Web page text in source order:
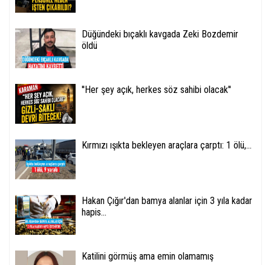
Düğündeki bıçaklı kavgada Zeki Bozdemir
öldü
''Her şey açık, herkes söz sahibi olacak''
Kırmızı ışıkta bekleyen araçlara çarptı: 1 ölü,...
Hakan Çığır'dan bamya alanlar için 3 yıla kadar
hapis...
Katilini görmüş ama emin olamamış